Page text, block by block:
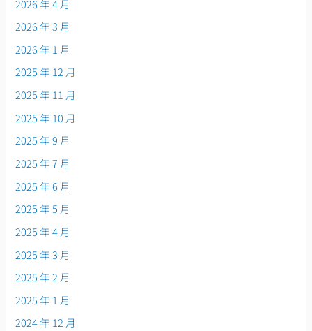
2026 年 4 月
2026 年 3 月
2026 年 1 月
2025 年 12 月
2025 年 11 月
2025 年 10 月
2025 年 9 月
2025 年 7 月
2025 年 6 月
2025 年 5 月
2025 年 4 月
2025 年 3 月
2025 年 2 月
2025 年 1 月
2024 年 12 月